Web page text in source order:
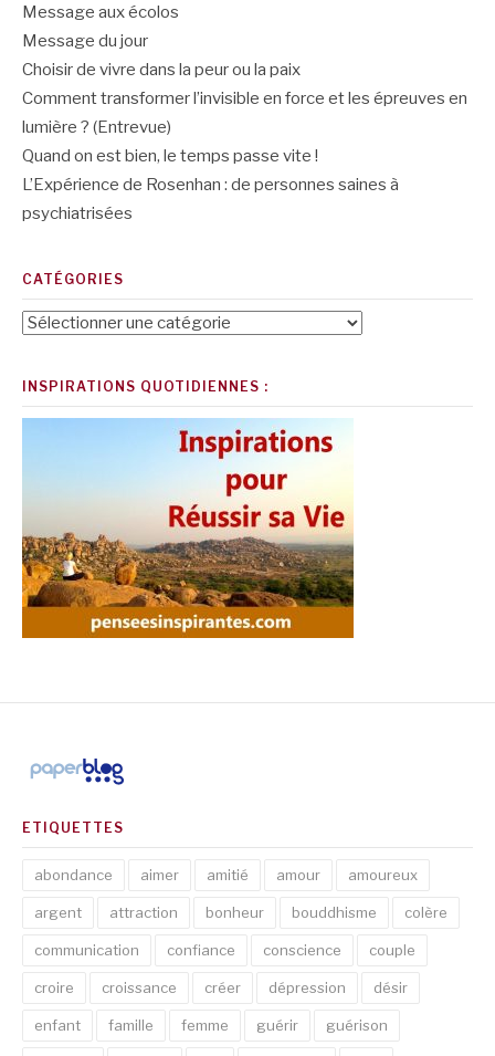
Message aux écolos
Message du jour
Choisir de vivre dans la peur ou la paix
Comment transformer l’invisible en force et les épreuves en
lumière ? (Entrevue)
Quand on est bien, le temps passe vite !
L’Expérience de Rosenhan : de personnes saines à
psychiatrisées
CATÉGORIES
Catégories
INSPIRATIONS QUOTIDIENNES :
ETIQUETTES
abondance aimer amitié amour amoureux
argent attraction bonheur bouddhisme colère
communication confiance conscience couple
croire croissance créer dépression désir
enfant famille femme guérir guérison